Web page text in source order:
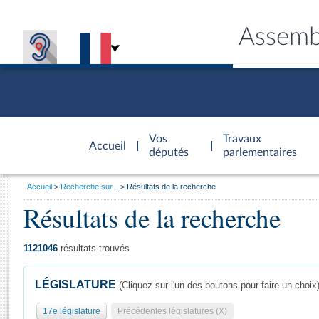
Accueil
d'accueil
Vos
députés
Travaux
parlementaires
Général
Vous
Accueil Recherche sur... Résultats de la recherche
Résultats de la recherche
1121046 résultats trouvés
LÉGISLATURE (Cliquez sur l'un des boutons pour faire un choix)
17e législature Précédentes législatures (X)